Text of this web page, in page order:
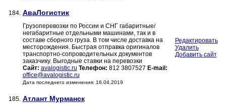
184. АваЛогистик
Грузоперевозки по России и СНГ габаритные/
негабаритные отдельными машинами, так и в
составе сборного груза. В том числе доставка на
месторождения. Быстрая отправка оригиналов
транспортно-сопроводительных документов
заказчику. Выгодные ставки на перевозки
Сайт: avalogistic.ru Телефон: 812 3807527 E-mail:
office@avalogistic.ru
Дата последнего изменения: 16.04.2019
Редактировать
Удалить
Добавить сайт
185. Атлант Мурманск